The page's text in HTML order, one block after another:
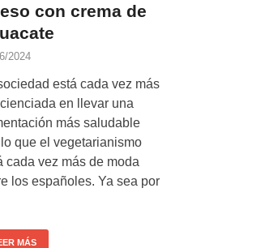
con crema de
2024
está cada vez más
en llevar una
más saludable
que el vegetarianismo
cada vez más de moda
los españoles. Ya sea por
MÁS